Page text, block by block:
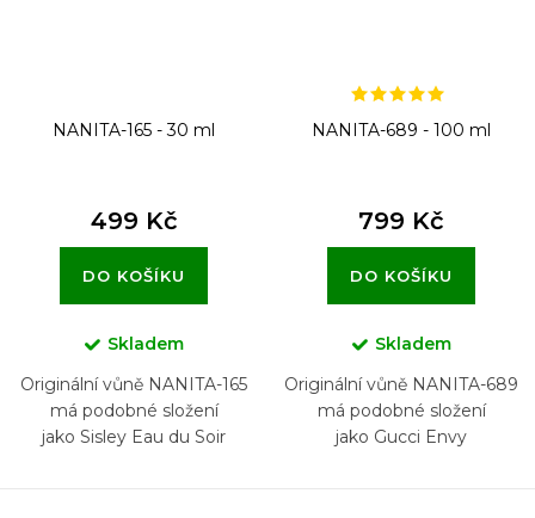
NANITA-165 - 30 ml
499 Kč
DO KOŠÍKU
Skladem
Originální vůně NANITA-165
má podobné složení
jako Sisley Eau du Soir
NANITA-689 - 100 ml
799 Kč
DO KOŠÍKU
Skladem
Originální vůně NANITA-689
má podobné složení
jako Gucci Envy